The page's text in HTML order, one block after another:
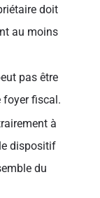
doit
au moins
pas être
foyer fiscal.
à
dispositif
du